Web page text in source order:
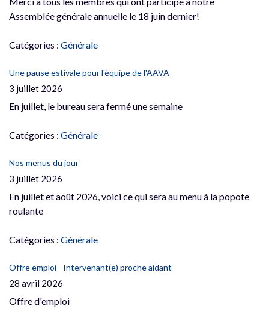
Assemblée générale annuelle le 18 juin dernier!
Catégories : Générale
Une pause estivale pour l'équipe de l'AAVA
3 juillet 2026
En juillet, le bureau sera fermé une semaine
Catégories : Générale
Nos menus du jour
3 juillet 2026
En juillet et août 2026, voici ce qui sera au menu à la popote
roulante
Catégories : Générale
Offre emploi - Intervenant(e) proche aidant
28 avril 2026
Offre d'emploi